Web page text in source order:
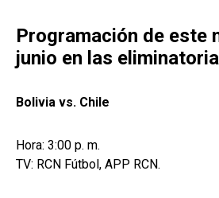
Programación de este
junio en las
Bolivia vs. Chile
Hora: 3:00 p. m.
TV: RCN Fútbol, APP RCN.